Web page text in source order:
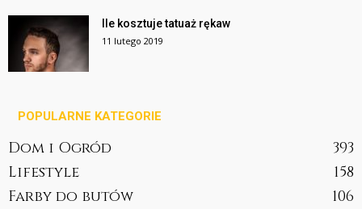
Ile kosztuje tatuaż rękaw
11 lutego 2019
POPULARNE KATEGORIE
Dom i Ogród
393
Lifestyle
158
Farby do butów
106